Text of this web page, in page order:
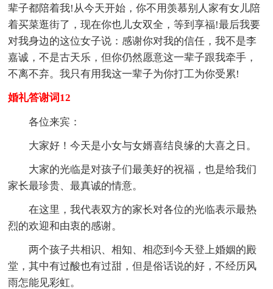
辈子都陪着我!从今天开始，你不用羡慕别人家有女儿陪
着买菜逛街了，现在你也儿女双全，等到享福!最后我要
对我身边的这位女子说：感谢你对我的信任，我不是李
嘉诚，不是古天乐，但你仍然愿意这一辈子跟我牵手，
不离不弃。我只有用我这一辈子为你打工为你受累!
婚礼答谢词12
各位来宾：
大家好！今天是小女与女婿喜结良缘的大喜之日。
大家的光临是对孩子们最美好的祝福，也是给我们
家长最珍贵、最真诚的情意。
在这里，我代表双方的家长对各位的光临表示最热
烈的欢迎和由衷的感谢。
两个孩子共相识、相知、相恋到今天登上婚姻的殿
堂，其中有过酸也有过甜，但是俗话说的好，不经历风
雨怎能见彩虹。